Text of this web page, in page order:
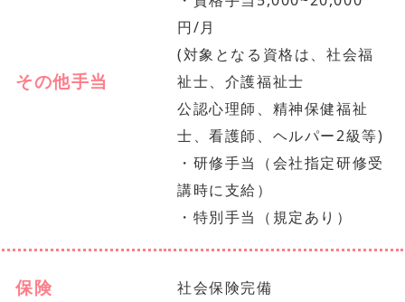
その他手当
円/月
(対象となる資格は、社会福
祉士、介護福祉士
公認心理師、精神保健福祉
士、看護師、ヘルパー2級等)
・研修手当（会社指定研修受
講時に支給）
・特別手当（規定あり）
保険 社会保険完備